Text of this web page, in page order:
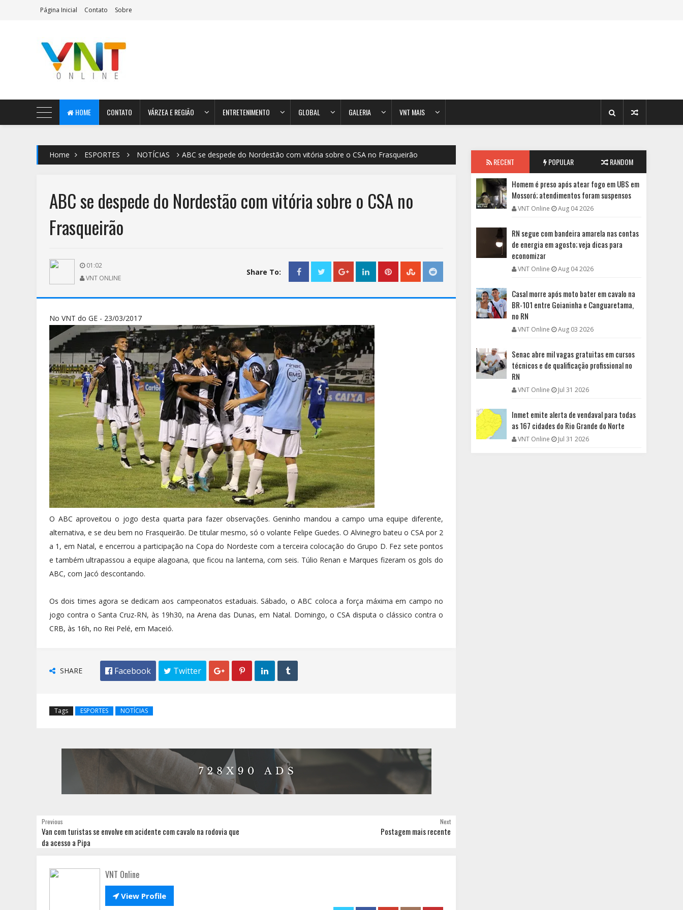
Página Inicial Contato Sobre
AeroMag Blogger Template
HOME CONTATO VÁRZEA E REGIÃO ENTRETENIMENTO GLOBAL GALERIA VNT MAIS
Home ESPORTES NOTÍCIAS ABC se despede do Nordestão com vitória sobre o CSA no Frasqueirão
ABC se despede do Nordestão com vitória sobre o CSA no
Frasqueirão
01:02
VNT ONLINE
Share To:
No VNT do GE - 23/03/2017
O ABC aproveitou o jogo desta quarta para fazer observações. Geninho mandou a campo uma equipe diferente,
alternativa, e se deu bem no Frasqueirão. De titular mesmo, só o volante Felipe Guedes. O Alvinegro bateu o CSA por 2
a 1, em Natal, e encerrou a participação na Copa do Nordeste com a terceira colocação do Grupo D. Fez sete pontos
e também ultrapassou a equipe alagoana, que ficou na lanterna, com seis. Túlio Renan e Marques fizeram os gols do
ABC, com Jacó descontando.
Os dois times agora se dedicam aos campeonatos estaduais. Sábado, o ABC coloca a força máxima em campo no
jogo contra o Santa Cruz-RN, às 19h30, na Arena das Dunas, em Natal. Domingo, o CSA disputa o clássico contra o
CRB, às 16h, no Rei Pelé, em Maceió.
SHARE  Facebook  Twitter    
Tags ESPORTES NOTÍCIAS
Next
Postagem mais recente
Previous
Van com turistas se envolve em acidente com cavalo na rodovia que
da acesso a Pipa
VNT Online
View Profile
RECENT POPULAR RANDOM
Homem é preso após atear fogo em UBS em
Mossoró; atendimentos foram suspensos
VNT Online Aug 04 2026
RN segue com bandeira amarela nas contas
de energia em agosto; veja dicas para
economizar
VNT Online Aug 04 2026
Casal morre após moto bater em cavalo na
BR-101 entre Goianinha e Canguaretama,
no RN
VNT Online Aug 03 2026
Senac abre mil vagas gratuitas em cursos
técnicos e de qualificação profissional no
RN
VNT Online Jul 31 2026
Inmet emite alerta de vendaval para todas
as 167 cidades do Rio Grande do Norte
VNT Online Jul 31 2026